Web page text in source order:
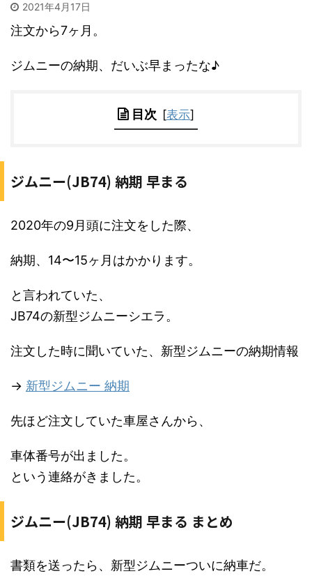
2021年4月17日
注文から7ヶ月。
ジムニーの納期、だいぶ早まったな♪
目次 [表示]
ジムニー(JB74) 納期 早まる
2020年の9月頭に注文をした際、
納期、14〜15ヶ月はかかります。
と言われていた、
JB74の新型ジムニーシエラ。
注文した時に聞いていた、新型ジムニーの納期情報
→ 新型ジムニー 納期
先ほど注文していた車屋さんから、
車体番号が出ました。
という連絡がきました。
ジムニー(JB74) 納期 早まる まとめ
書類を送ったら、新型ジムニーついに納車だ。